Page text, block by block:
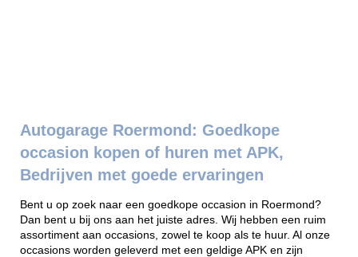
Autogarage Roermond: Goedkope
occasion kopen of huren met APK,
Bedrijven met goede ervaringen
Bent u op zoek naar een goedkope occasion in Roermond?
Dan bent u bij ons aan het juiste adres. Wij hebben een ruim
assortiment aan occasions, zowel te koop als te huur. Al onze
occasions worden geleverd met een geldige APK en zijn